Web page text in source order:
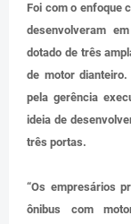
Foi com o enfoque
desenvolveram
dotado de três
de motor dianteiro.
pela gerência
ideia de
três portas.
“Os empresários
ônibus com